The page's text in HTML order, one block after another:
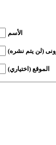
الأسم
(لن يتم نشره)
الموقع (اختياري)